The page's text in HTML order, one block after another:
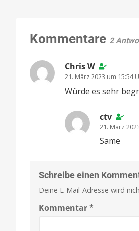
Kommentare 2
Chris W
21. März 2023 um 15:54
Würde es sehr
ctv
21. März
Same
Schreibe einen
Deine E-Mail-Adresse wird
Kommentar*